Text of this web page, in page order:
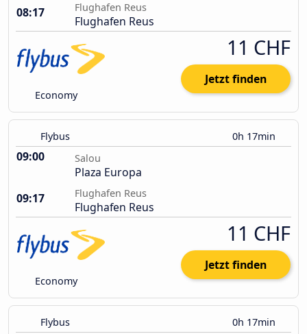
08:17
Flughafen Reus
Flughafen Reus
Economy
11 CHF
Jetzt finden
Flybus 0h 17min
09:00 Salou
Plaza Europa
09:17
Flughafen Reus
Flughafen Reus
Economy
11 CHF
Jetzt finden
Flybus 0h 17min